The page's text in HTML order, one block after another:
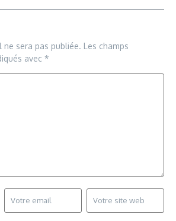
ne sera pas publiée. Les champs
avec *